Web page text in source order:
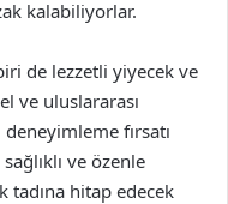
kalabiliyorlar.
de lezzetli yiyecek ve
ve uluslararası
fırsatı
ve özenle
tadına hitap edecek